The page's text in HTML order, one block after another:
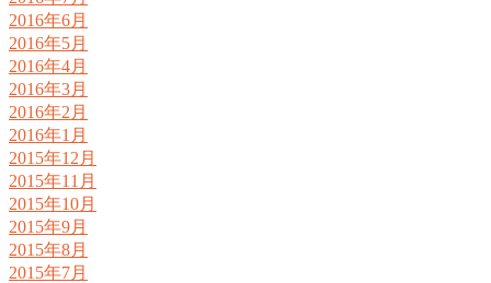
2016年6月
2016年5月
2016年4月
2016年3月
2016年2月
2016年1月
2015年12月
2015年11月
2015年10月
2015年9月
2015年8月
2015年7月